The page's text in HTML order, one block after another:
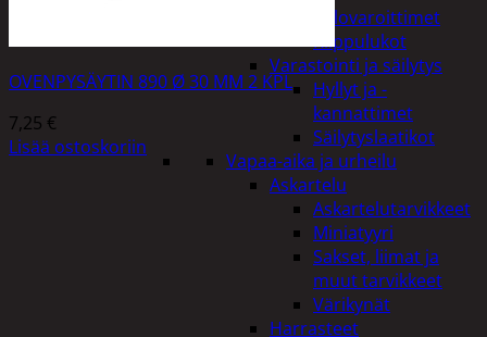
Palovaroittimet
Riippulukot
Varastointi ja säilytys
Hyllyt ja -
kannattimet
Säilytyslaatikot
Vapaa-aika ja urheilu
Askartelu
Askartelutarvikkeet
Miniatyyri
Sakset, liimat ja
muut tarvikkeet
Värikynät
Harrasteet
OVENPYSÄYTIN 890 Ø 30 MM 2 KPL
7,25 €
Lisää ostoskoriin